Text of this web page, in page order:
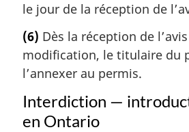
le jour de la réception de
(6) Dès la réception de
modification, le titulaire du
l’annexer au permis.
Interdiction —
en Ontario